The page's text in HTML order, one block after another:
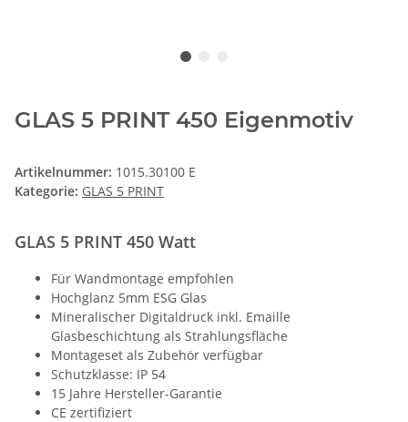
GLAS 5 PRINT 450 Eigenmotiv
Artikelnummer: 1015.30100 E
Kategorie: GLAS 5 PRINT
GLAS 5 PRINT 450 Watt
Für Wandmontage empfohlen
Hochglanz 5mm ESG Glas
Mineralischer Digitaldruck inkl. Emaille
Glasbeschichtung als Strahlungsfläche
Montageset als Zubehör verfügbar
Schutzklasse: IP 54
15 Jahre Hersteller-Garantie
CE zertifiziert